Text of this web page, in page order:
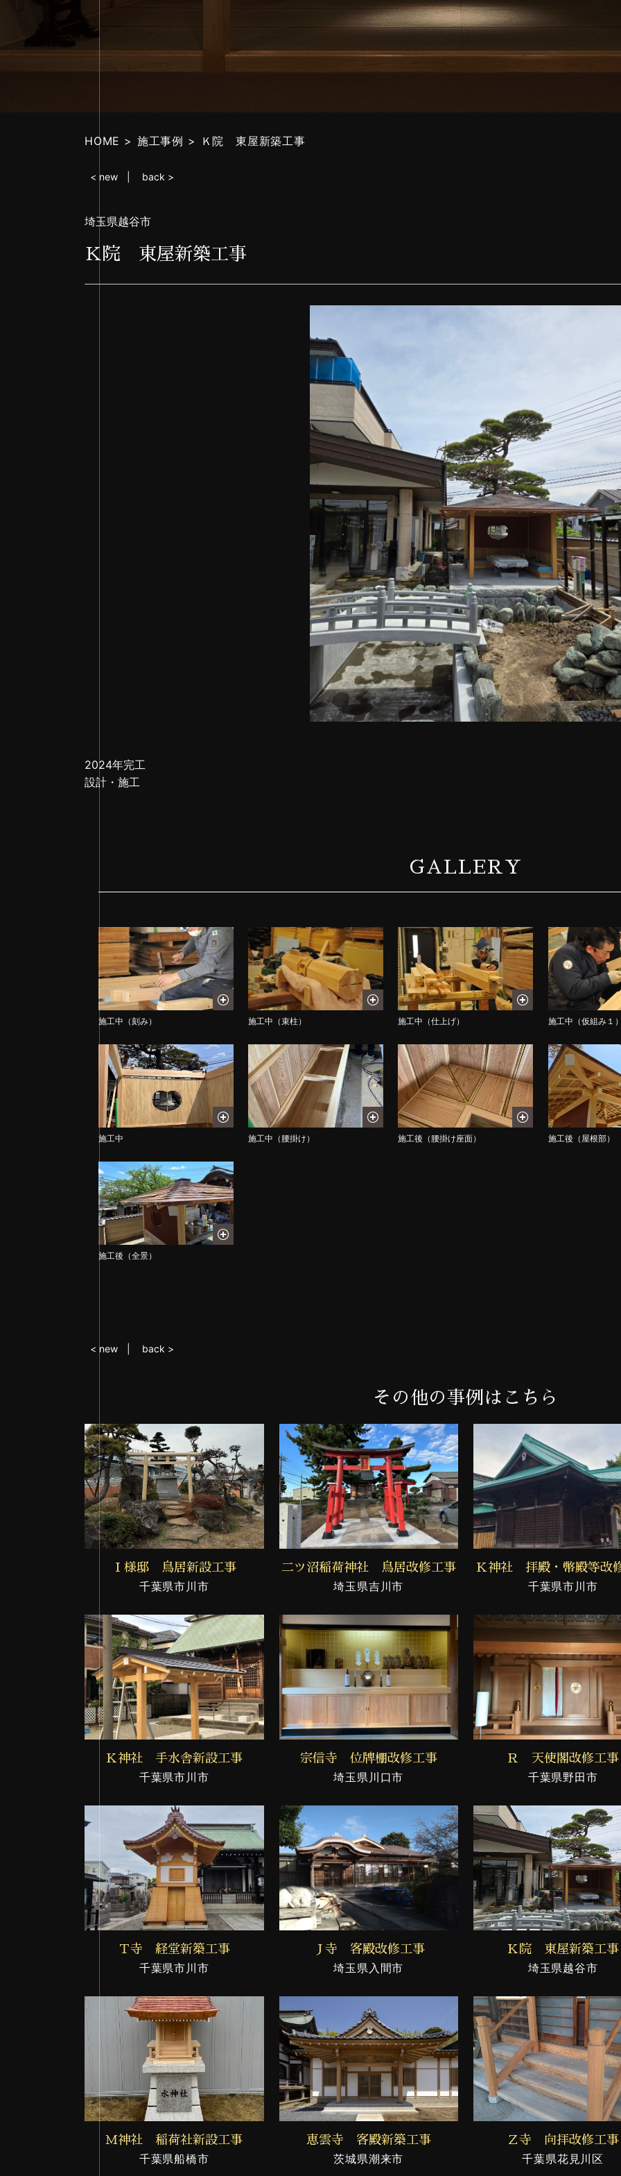
HOME 施工事例 Ｋ院 東屋新築工事
< new back >
埼玉県越谷市
Ｋ院 東屋新築工事
2024年完工
設計・施工
GALLERY
施工中（刻み） 施工中（束柱） 施工中（仕上げ） 施工中（仮組み１
施工中 施工中（腰掛け） 施工後（腰掛け座面） 施工後（屋根部）
施工後（全景）
< new back >
その他の事例はこちら
Ｉ様邸 鳥居新設工事
千葉県市川市
二ツ沼稲荷神社 鳥居改修工事
埼玉県吉川市
Ｋ神社 拝殿・幣殿等改
千葉県市川市
Ｋ神社 手水舎新設工事
千葉県市川市
宗信寺 位牌棚改修工事
埼玉県川口市
Ｒ 天使閣改修工事
千葉県野田市
Ｔ寺 経堂新築工事
千葉県市川市
Ｊ寺 客殿改修工事
埼玉県入間市
Ｋ院 東屋新築工事
埼玉県越谷市
Ｍ神社 稲荷社新設工事
千葉県船橋市
恵雲寺 客殿新築工事
茨城県潮来市
Ｚ寺 向拝改修工事
千葉県花見川区